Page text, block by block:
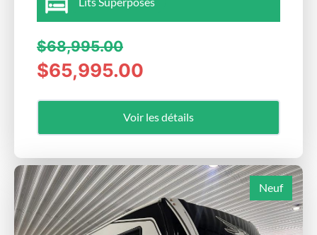
$68,995.00
$65,995.00
Voir les détails
Neuf